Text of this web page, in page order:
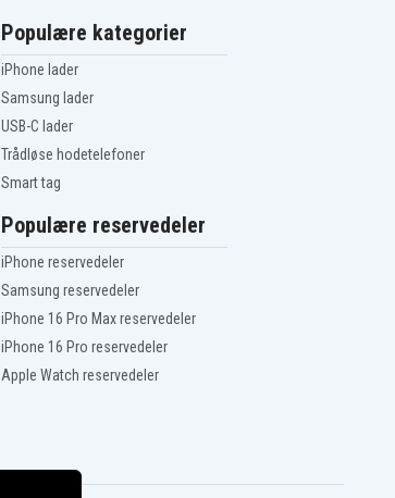
Populære kategorier
iPhone lader
Samsung lader
USB-C lader
Trådløse hodetelefoner
Smart tag
Populære reservedeler
iPhone reservedeler
Samsung reservedeler
iPhone 16 Pro Max reservedeler
iPhone 16 Pro reservedeler
Apple Watch reservedeler